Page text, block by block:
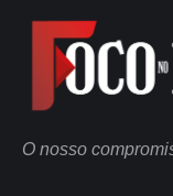
O nosso